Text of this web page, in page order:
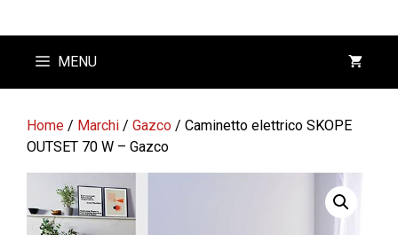
MENU
Home / Marchi / Gazco / Caminetto elettrico SKOPE
OUTSET 70 W – Gazco